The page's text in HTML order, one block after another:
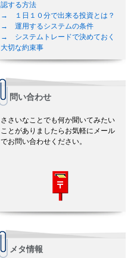
認する方法
→ １日１０分で出来る投資とは？
→ 運用するシステムの条件
→ システムトレードで決めておく
大切な約束事
問い合わせ
ささいなことでも何か聞いてみたい
ことがありましたらお気軽にメール
でお問い合わせください。
メタ情報